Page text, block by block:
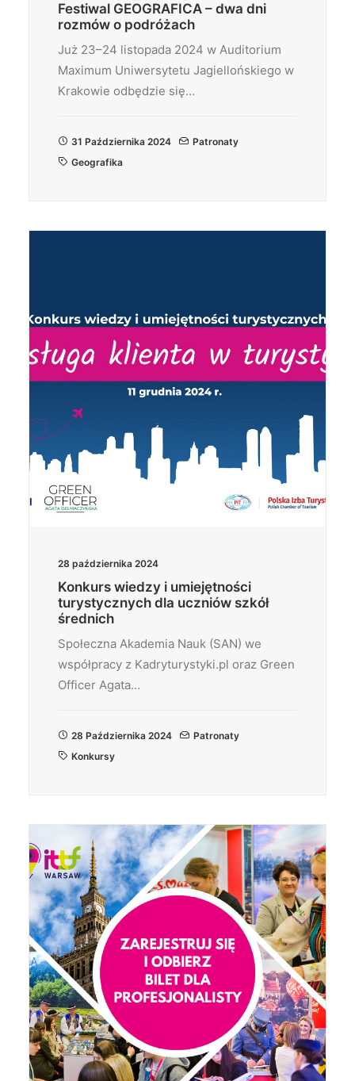
Festiwal GEOGRAFICA – dwa dni
rozmów o podróżach
Już 23–24 listopada 2024 w Auditorium
Maximum Uniwersytetu Jagiellońskiego w
Krakowie odbędzie się…
31 Października 2024
Patronaty
Geografika
28 października 2024
Konkurs wiedzy i umiejętności
turystycznych dla uczniów szkół
średnich
Społeczna Akademia Nauk (SAN) we
współpracy z Kadryturystyki.pl oraz Green
Officer Agata…
28 Października 2024
Patronaty
Konkursy